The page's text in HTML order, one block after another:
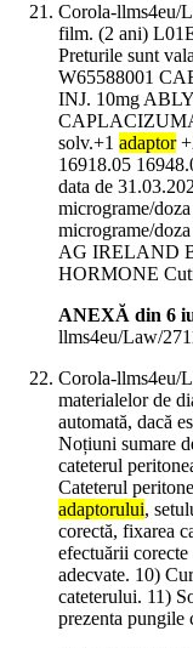
Corola-llms4eu/
film. (2 ani)
Preturile sunt
W65588001
INJ. 10mg
solv.+1 adaptor
16918.05
data de
micrograme/
micrograme/
AG IRELAND
HORMONE
ANEXĂ din 6
llms4eu/Law/
Corola-llms4eu/
materialelor de
automată, dacă
Noțiuni sumare
cateterul
Cateterul
adaptorului,
corectă, fixarea
efectuării
adecvate. 10)
cateterului. 11)
prezenta pungile